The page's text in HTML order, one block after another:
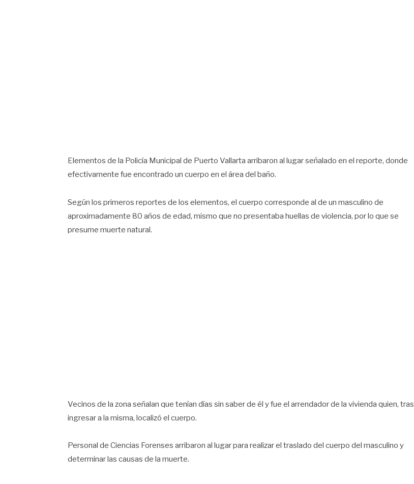
Elementos de la Policía Municipal de Puerto Vallarta arribaron al lugar señalado en el reporte, donde
efectivamente fue encontrado un cuerpo en el área del baño.
Según los primeros reportes de los elementos, el cuerpo corresponde al de un masculino de
aproximadamente 80 años de edad, mismo que no presentaba huellas de violencia, por lo que se
presume muerte natural.
Vecinos de la zona señalan que tenían días sin saber de él y fue el arrendador de la vivienda quien, tras
ingresar a la misma, localizó el cuerpo.
Personal de Ciencias Forenses arribaron al lugar para realizar el traslado del cuerpo del masculino y
determinar las causas de la muerte.